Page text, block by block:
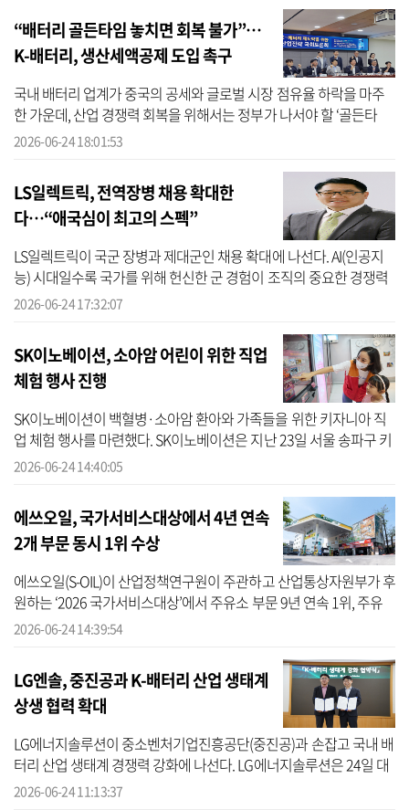
“배터리 골든타임 놓치면 회복 불가”…
K-배터리, 생산세액공제 도입 촉구
국내 배터리 업계가 중국의 공세와 글로벌 시장 점유율 하락을 마주
한 가운데, 산업 경쟁력 회복을 위해서는 정부가 나서야 할 ‘골든타
임’이라는 제언이 나온다. 미국, 유럽 등에서 자국 내 배터리 산업 경쟁
2026-06-24 18:01:53
LS일렉트릭, 전역장병 채용 확대한
다…“애국심이 최고의 스펙”
LS일렉트릭이 국군 장병과 제대군인 채용 확대에 나선다. AI(인공지
능) 시대일수록 국가를 위해 헌신한 군 경험이 조직의 중요한 경쟁력
이 될 수 있다는 판단에서다. LS일렉트릭이 국군장병과 제대군인에
2026-06-24 17:32:07
SK이노베이션, 소아암 어린이 위한 직업
체험 행사 진행
SK이노베이션이 백혈병·소아암 환아와 가족들을 위한 키자니아 직
업 체험 행사를 마련했다. SK이노베이션은 지난 23일 서울 송파구 키
자니아 서울에서 한국백혈병어린이재단과 함께 ‘소아암 어린이 가족
2026-06-24 14:40:05
에쓰오일, 국가서비스대상에서 4년 연속
2개 부문 동시 1위 수상
에쓰오일(S-OIL)이 산업정책연구원이 주관하고 산업통상자원부가 후
원하는 ‘2026 국가서비스대상’에서 주유소 부문 9년 연속 1위, 주유
애플리케이션(앱) 부문 4년 연속 1위에 선정됐다고 24일 밝혔다.
2026-06-24 14:39:54
LG엔솔, 중진공과 K-배터리 산업 생태계
상생 협력 확대
LG에너지솔루션이 중소벤처기업진흥공단(중진공)과 손잡고 국내 배
터리 산업 생태계 경쟁력 강화에 나선다. LG에너지솔루션은 24일 대
전 유성구에 위치한 대전기술연구운에서 중진공과 ‘K-배터리 생태계
2026-06-24 11:13:37